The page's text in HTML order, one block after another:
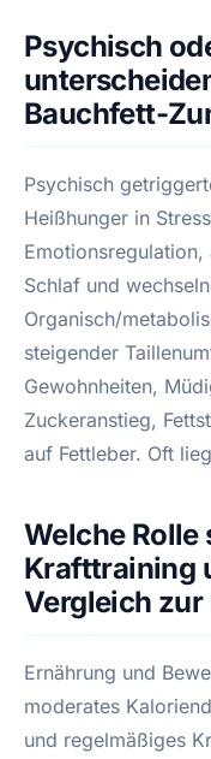
Psychisch
Bauchfett-
Psychisch
Heißhunger in
Schlaf und
Organisch/
steigender
Gewohnheiten,
Zuckeranstieg,
auf Fettleber. Oft
Welche Rolle
Krafttraining
Vergleich zur
Ernährung und
moderates
und regelmäßiges